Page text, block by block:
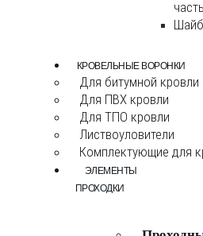
КРОВЕЛЬНЫЕ ВОРОНКИ
Для битумной кровли
Для ПВХ кровли
Для ТПО кровли
Листвоуловители
Комплектующие для
ЭЛЕМЕНТЫ
ПРОХОДКИ